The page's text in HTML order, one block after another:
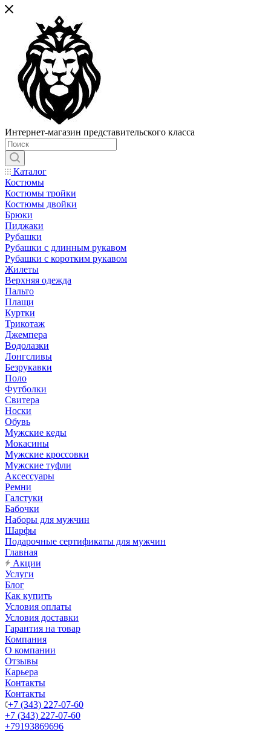
Интернет-магазин представительского класса
Каталог
Костюмы
Костюмы тройки
Костюмы двойки
Брюки
Пиджаки
Рубашки
Рубашки с длинным рукавом
Рубашки с коротким рукавом
Жилеты
Верхняя одежда
Пальто
Плащи
Куртки
Трикотаж
Джемпера
Водолазки
Лонгсливы
Безрукавки
Поло
Футболки
Свитера
Носки
Обувь
Мужские кеды
Мокасины
Мужские кроссовки
Мужские туфли
Аксессуары
Ремни
Галстуки
Бабочки
Наборы для мужчин
Шарфы
Подарочные сертификаты для мужчин
Главная
Акции
Услуги
Блог
Как купить
Условия оплаты
Условия доставки
Гарантия на товар
Компания
О компании
Отзывы
Карьера
Контакты
Контакты
+7 (343) 227-07-60
+7 (343) 227-07-60
+79193869696